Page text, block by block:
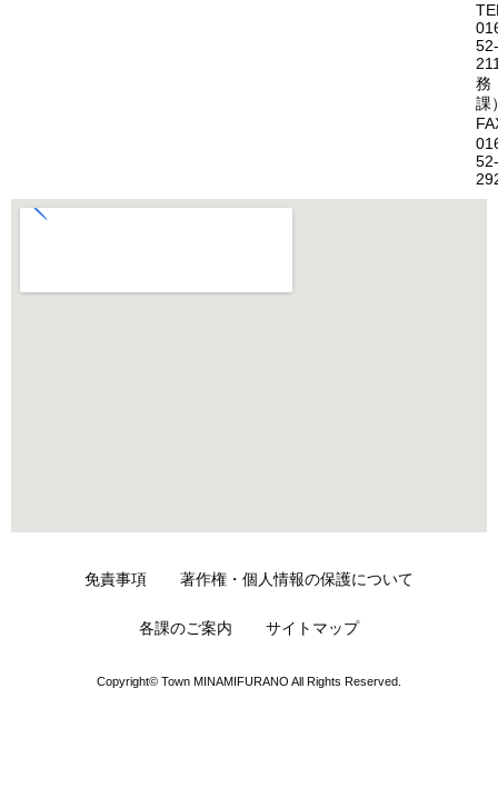
52-
務
課
52-
免責事項 著作権・個人情報の保護について
各課のご案内 サイトマップ
Copyright© Town MINAMIFURANO All Rights Reserved.